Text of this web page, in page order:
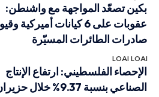
بكين تصعّد المواجهة مع واشنطن:
عقوبات على 6 كيانات أميركية
صادرات الطائرات المسيّرة
LOAI LOAI
الإحصاء الفلسطيني: ارتفاع الإنتاج
الصناعي بنسبة 9.37% خلال حزيران